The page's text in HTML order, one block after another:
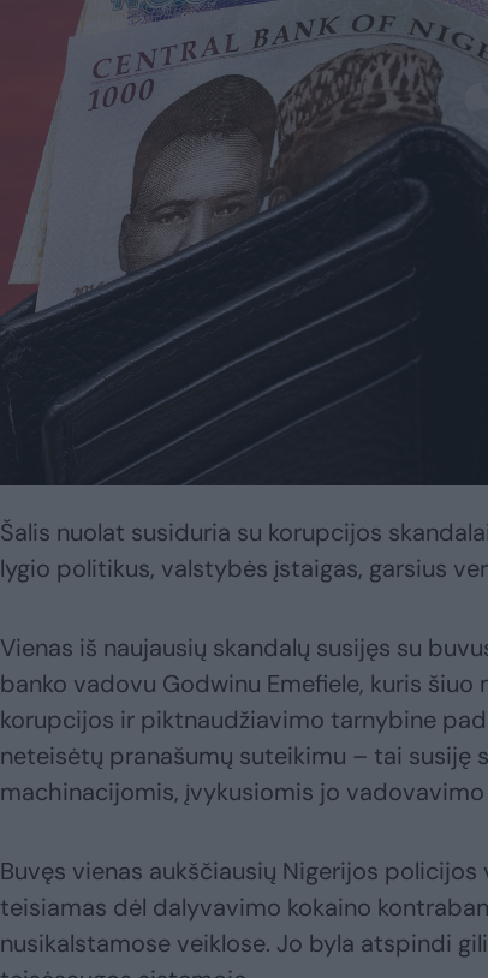
Šalis nuolat susiduria su korupcijos
lygio politikus, valstybės įstaigas, garsius
Vienas iš naujausių skandalų susijęs su
banko vadovu Godwinu Emefiele, kuris šiuo
korupcijos ir piktnaudžiavimo tarnybine
neteisėtų pranašumų suteikimu – tai susiję
machinacijomis, įvykusiomis jo
Buvęs vienas aukščiausių Nigerijos policijos
teisiamas dėl dalyvavimo kokaino
nusikalstamose veiklose. Jo byla atspindi